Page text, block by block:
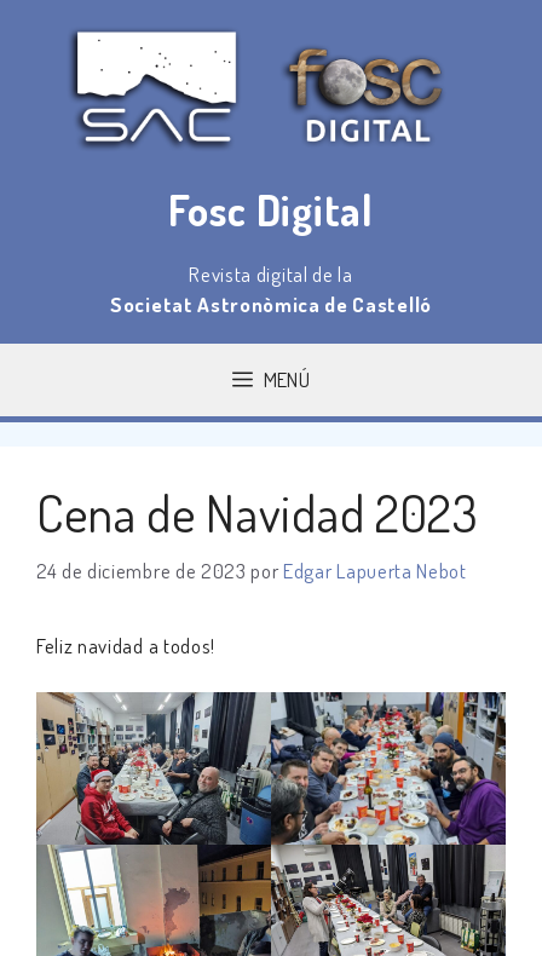
Fosc Digital
Revista digital de la
Societat Astronòmica de Castelló
MENÚ
Cena de Navidad 2023
24 de diciembre de 2023 por Edgar Lapuerta Nebot
Feliz navidad a todos!